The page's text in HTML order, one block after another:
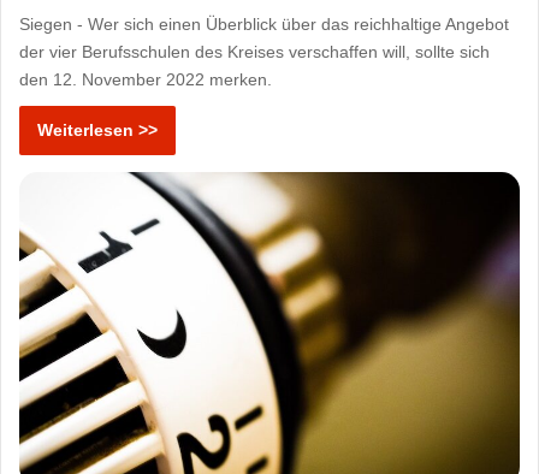
Siegen - Wer sich einen Überblick über das reichhaltige Angebot
der vier Berufsschulen des Kreises verschaffen will, sollte sich
den 12. November 2022 merken.
Weiterlesen >>